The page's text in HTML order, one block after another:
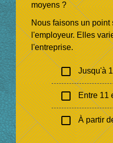
moyens ?
Nous faisons un
l'employeur. Elles
l'entreprise.
check_box_outline_blank Jusqu'à
check_box_outline_blank Entre 11
check_box_outline_blank À partir